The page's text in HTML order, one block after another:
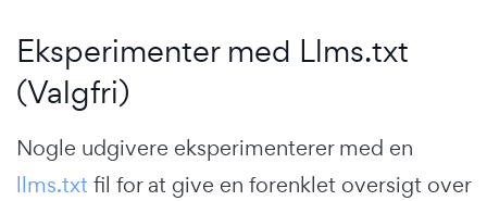
Eksperimenter med Llms.txt
(Valgfri)
Nogle udgivere eksperimenterer med en
llms.txt fil for at give en forenklet oversigt over